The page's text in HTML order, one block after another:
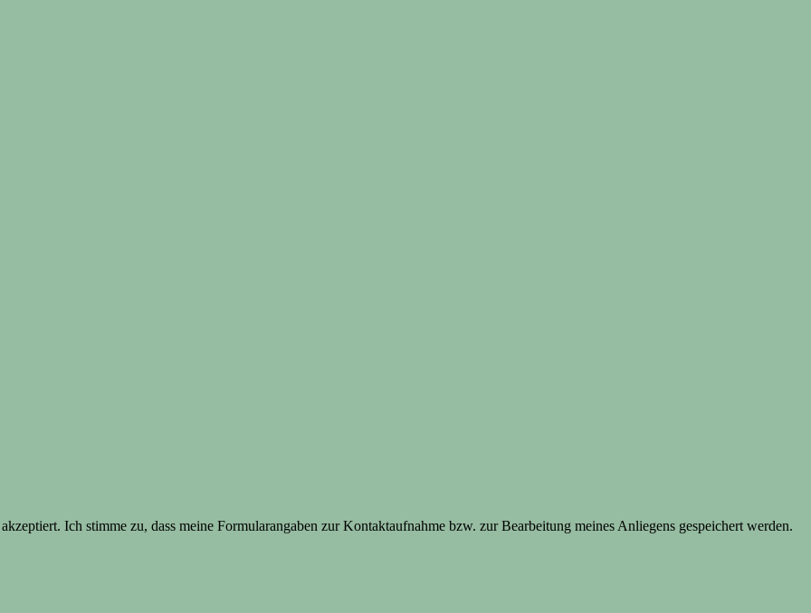
Ich stimme zu, dass meine Formularangaben zur Kontaktaufnahme bzw. zur Bearbeitung meines Anliegens gespeichert werden.